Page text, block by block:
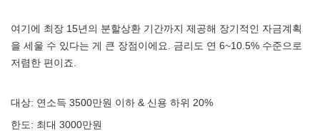
여기에 최장 15년의 분할상환 기간까지 제공해 장기적인 자금계획
을 세울 수 있다는 게 큰 장점이에요. 금리도 연 6~10.5% 수준으로
저렴한 편이죠.
대상: 연소득 3500만원 이하 & 신용 하위 20%
한도: 최대 3000만원